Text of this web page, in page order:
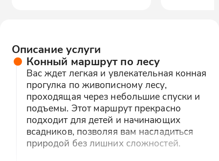
Описание услуги
Конный маршрут по лесу
Вас ждет легкая и увлекательная конная
прогулка по живописному лесу,
проходящая через небольшие спуски и
подъемы. Этот маршрут прекрасно
подходит для детей и начинающих
всадников, позволяя вам насладиться
природой без лишних сложностей.